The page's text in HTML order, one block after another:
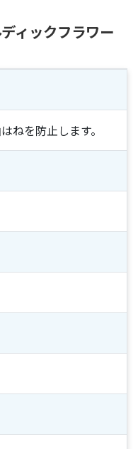
ィックフラワー
ねを防止します。